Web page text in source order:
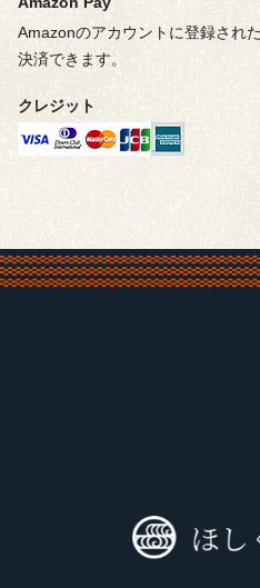
Amazonのアカウントに登録され
決済できます。
クレジット